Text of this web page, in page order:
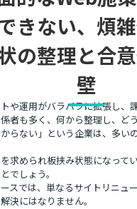
きない、煩
の整理と合
壁
や運用がバラバラに拡張し、
者も多く、何から整理し、ど
らない」という企業は、多い
求められ板挟み状態になって
でしょう。
スでは、単なるサイトリニュ
決にはなりません。